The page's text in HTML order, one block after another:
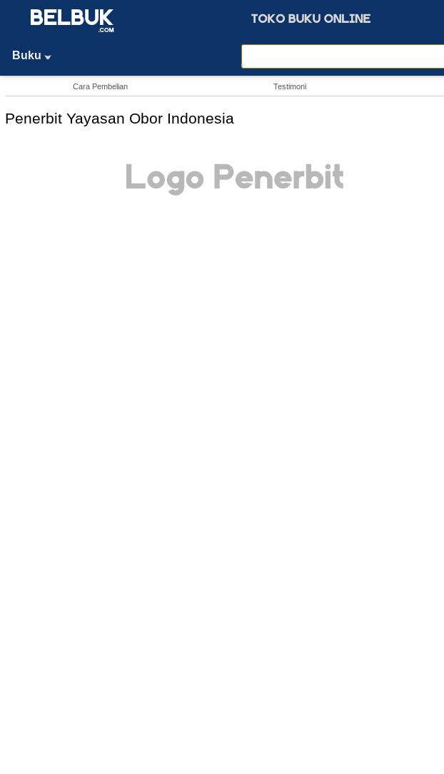
Buku
Cara Pembelian Testimoni
Penerbit Yayasan Obor Indonesia